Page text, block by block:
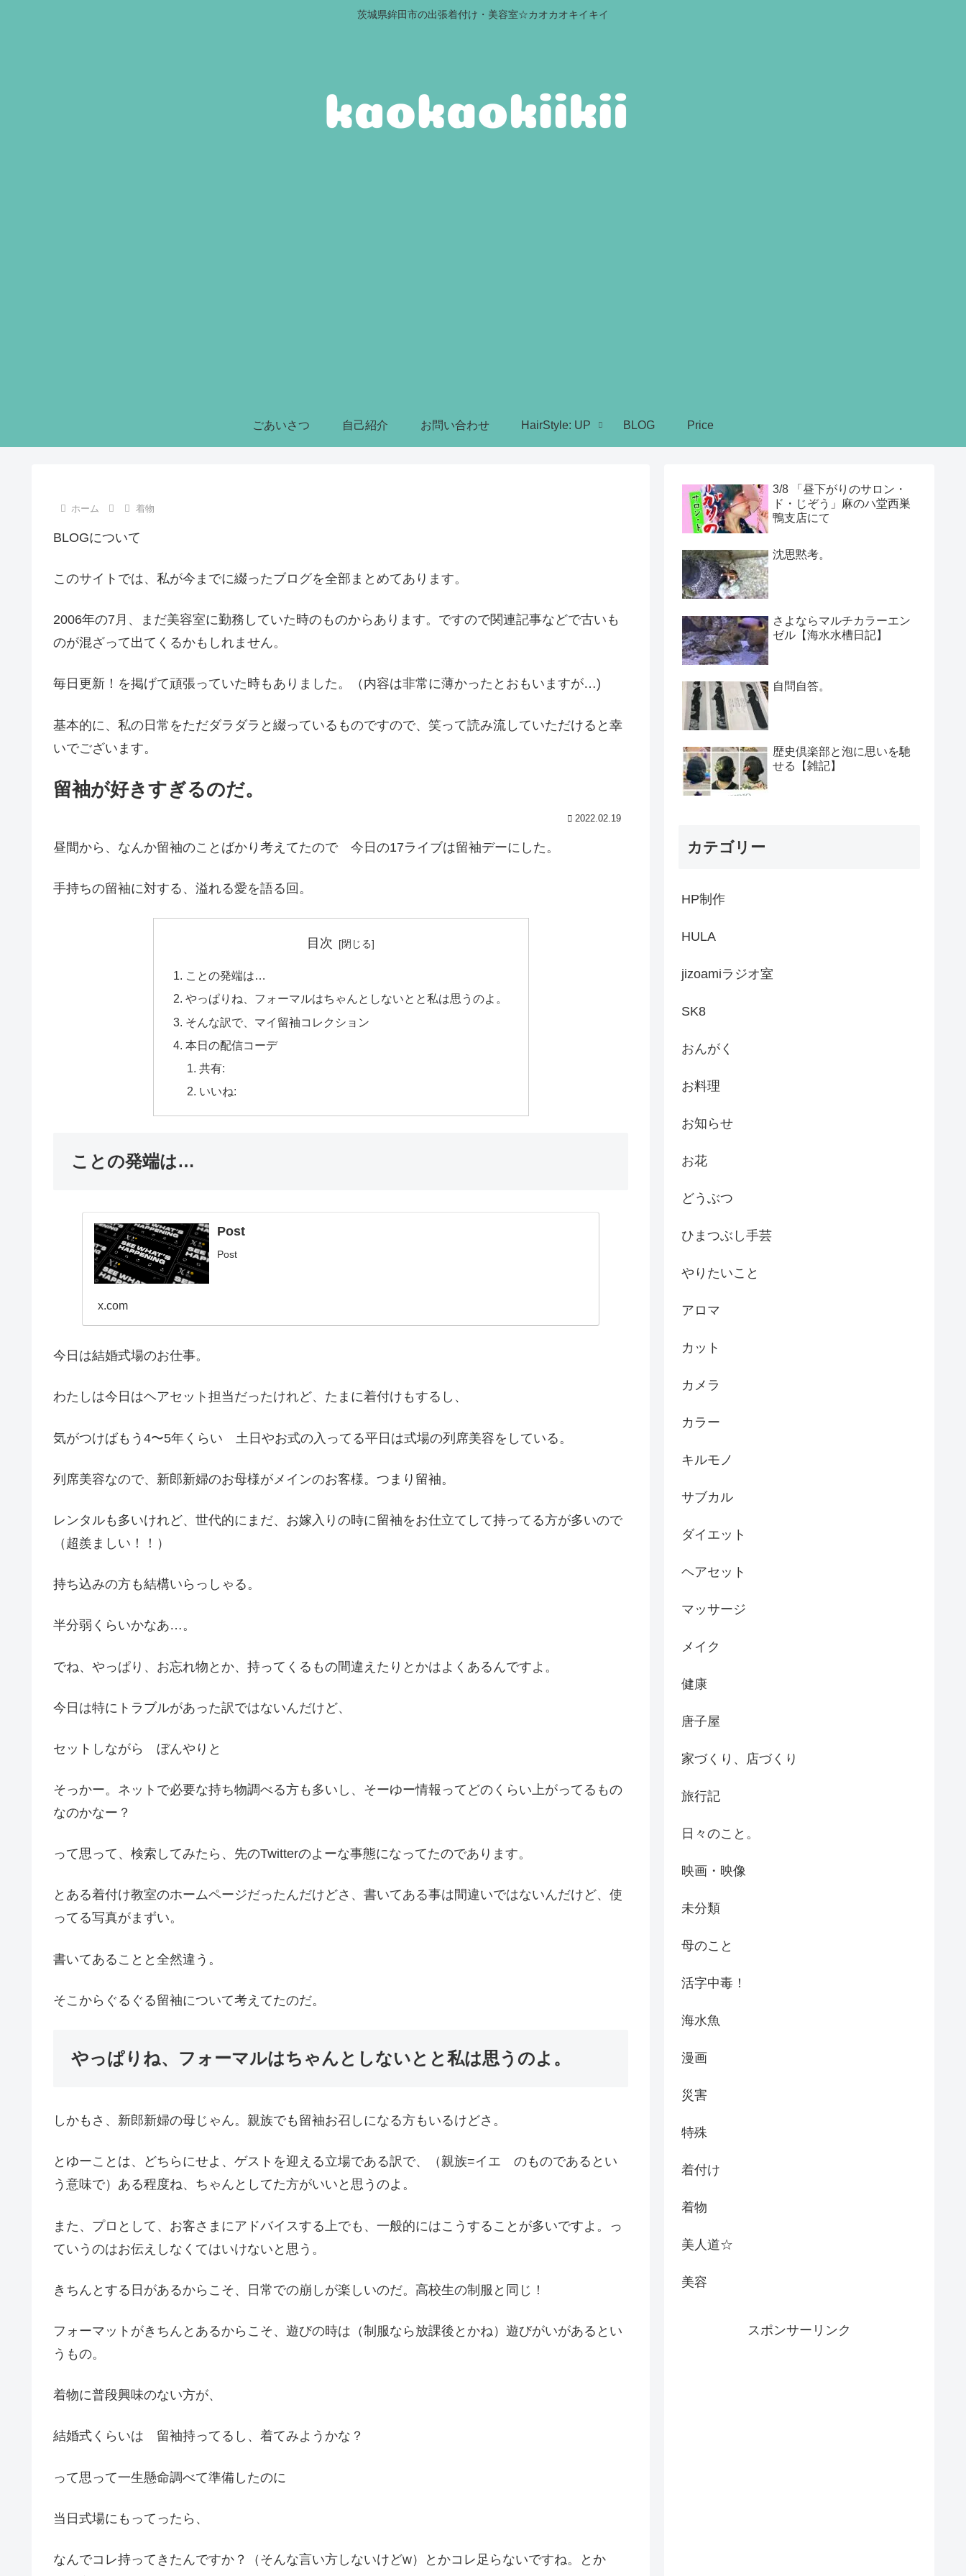
茨城県鉾田市の出張着付け・美容室☆カオカオキイキイ
ごあいさつ 自己紹介 お問い合わせ HairStyle: UP BLOG Price
ホーム 着物
BLOGについて
このサイトでは、私が今までに綴ったブログを全部まとめてあります。
2006年の7月、まだ美容室に勤務していた時のものからあります。ですので関連記事などで古いも
のが混ざって出てくるかもしれません。
毎日更新！を掲げて頑張っていた時もありました。（内容は非常に薄かったとおもいますが…)
基本的に、私の日常をただダラダラと綴っているものですので、笑って読み流していただけると幸
いでございます。
留袖が好きすぎるのだ。
2022.02.19
昼間から、なんか留袖のことばかり考えてたので 今日の17ライブは留袖デーにした。
手持ちの留袖に対する、溢れる愛を語る回。
目次
ことの発端は…
やっぱりね、フォーマルはちゃんとしないとと私は思うのよ。
そんな訳で、マイ留袖コレクション
本日の配信コーデ
共有:
いいね:
ことの発端は…
Post
Post
x.com
今日は結婚式場のお仕事。
わたしは今日はヘアセット担当だったけれど、たまに着付けもするし、
気がつけばもう4〜5年くらい 土日やお式の入ってる平日は式場の列席美容をしている。
列席美容なので、新郎新婦のお母様がメインのお客様。つまり留袖。
レンタルも多いけれど、世代的にまだ、お嫁入りの時に留袖をお仕立てして持ってる方が多いので
（超羨ましい！！）
持ち込みの方も結構いらっしゃる。
半分弱くらいかなあ…。
でね、やっぱり、お忘れ物とか、持ってくるもの間違えたりとかはよくあるんですよ。
今日は特にトラブルがあった訳ではないんだけど、
セットしながら ぼんやりと
そっかー。ネットで必要な持ち物調べる方も多いし、そーゆー情報ってどのくらい上がってるもの
なのかなー？
って思って、検索してみたら、先のTwitterのよーな事態になってたのであります。
とある着付け教室のホームページだったんだけどさ、書いてある事は間違いではないんだけど、使
ってる写真がまずい。
書いてあることと全然違う。
そこからぐるぐる留袖について考えてたのだ。
やっぱりね、フォーマルはちゃんとしないとと私は思うのよ。
しかもさ、新郎新婦の母じゃん。親族でも留袖お召しになる方もいるけどさ。
とゆーことは、どちらにせよ、ゲストを迎える立場である訳で、（親族=イエ のものであるとい
う意味で）ある程度ね、ちゃんとしてた方がいいと思うのよ。
また、プロとして、お客さまにアドバイスする上でも、一般的にはこうすることが多いですよ。っ
ていうのはお伝えしなくてはいけないと思う。
きちんとする日があるからこそ、日常での崩しが楽しいのだ。高校生の制服と同じ！
フォーマットがきちんとあるからこそ、遊びの時は（制服なら放課後とかね）遊びがいがあるとい
うもの。
着物に普段興味のない方が、
結婚式くらいは 留袖持ってるし、着てみようかな？
って思って一生懸命調べて準備したのに
当日式場にもってったら、
なんでコレ持ってきたんですか？（そんな言い方しないけどw）とかコレ足らないですね。とか
3/8 「昼下がりのサロン・
ド・じぞう」麻のハ堂西巣
鴨支店にて
沈思黙考。
さよならマルチカラーエン
ゼル【海水水槽日記】
自問自答。
歴史倶楽部と泡に思いを馳
せる【雑記】
カテゴリー
HP制作
HULA
jizoamiラジオ室
SK8
おんがく
お料理
お知らせ
お花
どうぶつ
ひまつぶし手芸
やりたいこと
アロマ
カット
カメラ
カラー
キルモノ
サブカル
ダイエット
ヘアセット
マッサージ
メイク
健康
唐子屋
家づくり、店づくり
旅行記
日々のこと。
映画・映像
未分類
母のこと
活字中毒！
海水魚
漫画
災害
特殊
着付け
着物
美人道☆
美容
スポンサーリンク